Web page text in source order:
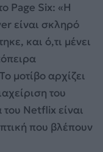
Page Six: «Η
είναι σκληρό
και ό,τι μένει
μοτίβο αρχίζει
του
Netflix είναι
που βλέπουν